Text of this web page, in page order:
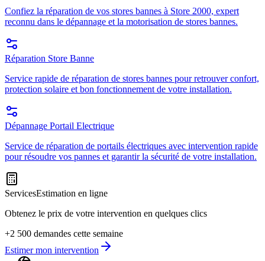
Confiez la réparation de vos stores bannes à Store 2000, expert
reconnu dans le dépannage et la motorisation de stores bannes.
Réparation Store Banne
Service rapide de réparation de stores bannes pour retrouver confort,
protection solaire et bon fonctionnement de votre installation.
Dépannage Portail Electrique
Service de réparation de portails électriques avec intervention rapide
pour résoudre vos pannes et garantir la sécurité de votre installation.
ServicesEstimation en ligne
Obtenez le prix de votre intervention en quelques clics
+2 500 demandes cette semaine
Estimer mon intervention